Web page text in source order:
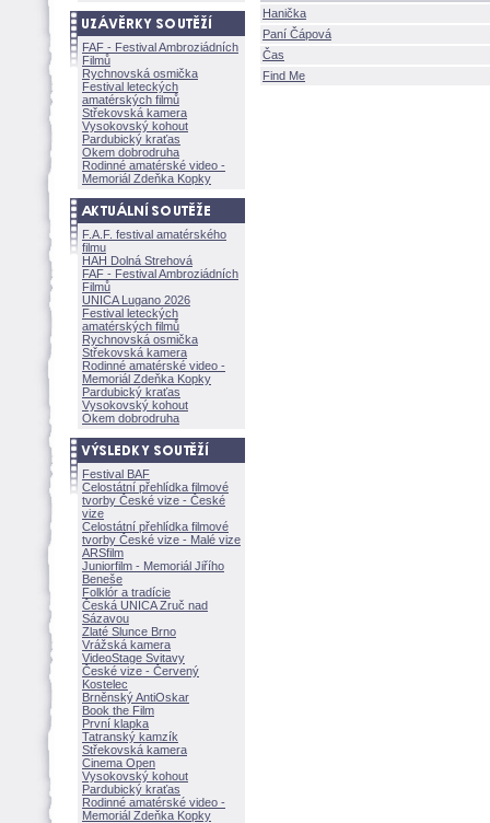
FAF - Festival Ambroziádních
Filmů
Rychnovská osmička
Festival leteckých
amatérských filmů
Střekovská kamera
Vysokovský kohout
Pardubický kraťas
Okem dobrodruha
Rodinné amatérské video -
Memoriál Zdeňka Kopky
F.A.F. festival amatérského
filmu
HAH Dolná Strehov
FAF - Festival Ambroziádních
Filmů
UNICA Lugano 2026
Festival leteckých
amatérských filmů
Rychnovská osmička
Střekovská kamera
Rodinné amatérské video -
Memoriál Zdeňka Kopky
Pardubický kraťas
Vysokovský kohout
Okem dobrodruha
Festival BAF
Celostátní přehlídka filmové
tvorby České vize - České
vize
Celostátní přehlídka filmové
tvorby České vize - Malé vize
ARSfilm
Juniorfilm - Memoriál Jiřího
Beneše
Folklór a tradície
Česká UNICA Zruč nad
Sázavou
Zlaté Slunce Brno
Vrážská kamera
VideoStage Svitavy
České vize - Červený
Kostelec
Brněnský AntiOskar
Book the Film
První klapka
Tatranský kamzík
Střekovská kamera
Cinema Open
Vysokovský kohout
Pardubický kraťas
Rodinné amatérské video -
Memoriál Zdeňka Kopky
Hanička
Paní Čápov
Čas
Find Me